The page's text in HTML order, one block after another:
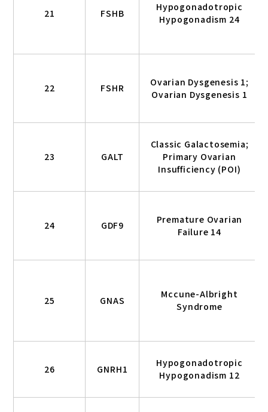
21 FSHB
Hypogonadotropic
Hypogonadism 24
22 FSHR
Ovarian Dysgenesis 1;
Ovarian Dysgenesis 1
23 GALT
Classic Galactosemia;
Primary Ovarian
Insufficiency (POI)
24 GDF9
Premature Ovarian
Failure 14
25 GNAS
Mccune-Albright
Syndrome
26 GNRH1
Hypogonadotropic
Hypogonadism 12